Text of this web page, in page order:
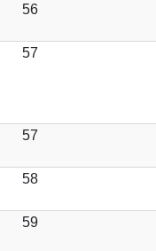
56
57
57
58
59